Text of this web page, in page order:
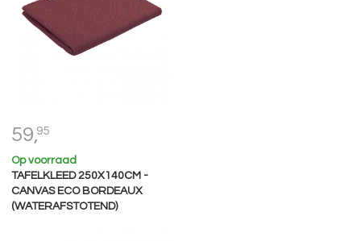
59,95
Op voorraad
TAFELKLEED 250X140CM -
CANVAS ECO BORDEAUX
(WATERAFSTOTEND)